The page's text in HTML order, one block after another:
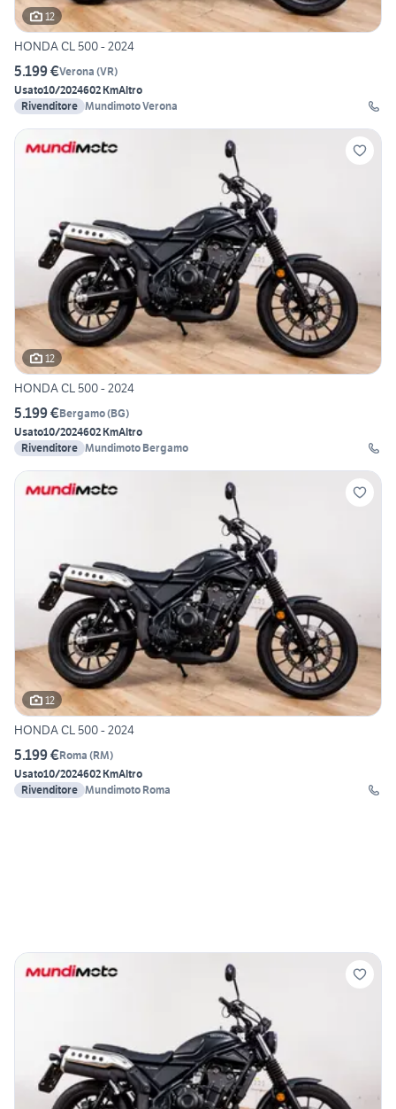
12
HONDA CL 500 - 2024
5.199 €Verona (VR)
Usato10/2024602 KmAltro
Rivenditore Mundimoto Verona
12
HONDA CL 500 - 2024
5.199 €Bergamo(BG)
Usato10/2024602 KmAltro
Rivenditore Mundimoto Bergamo
12
HONDA CL 500 - 2024
5.199 €Roma (RM)
Usato10/2024602 KmAltro
Rivenditore Mundimoto Roma